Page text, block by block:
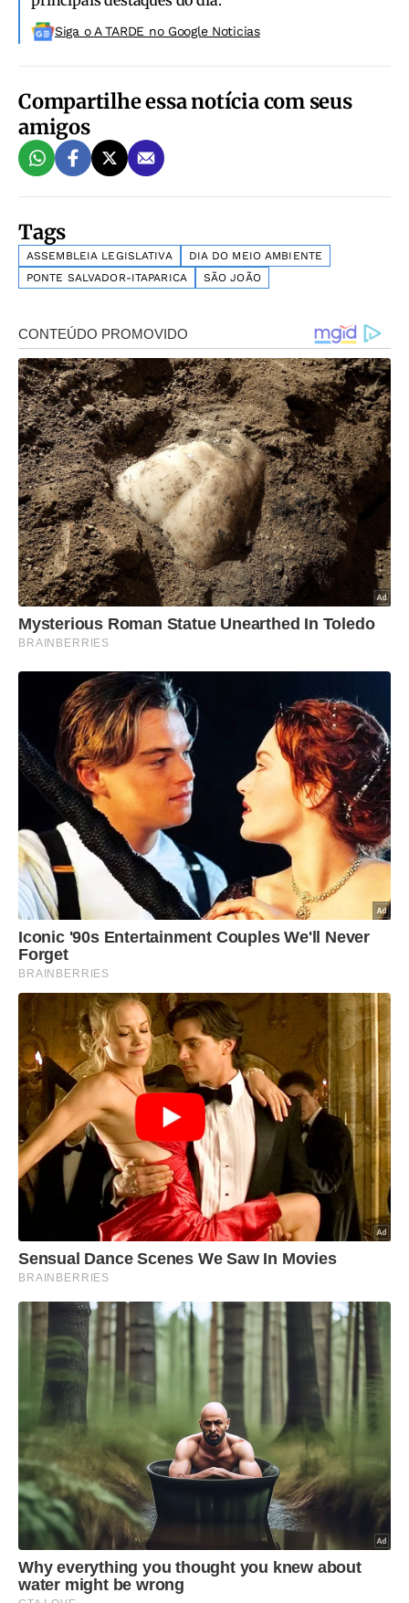
Siga o A TARDE no Google Noticias
Compartilhe essa notícia com seus
amigos
Tags
ASSEMBLEIA LEGISLATIVA
DIA DO MEIO AMBIENTE
PONTE SALVADOR-ITAPARICA
SÃO JOÃO